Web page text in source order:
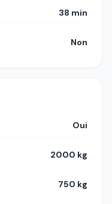
38 min
Non
Oui
2000 kg
750 kg